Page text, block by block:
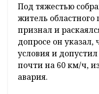
Под тяжестью
житель областного
признал и
допросе он указал,
условия и
почти на 60 км/ч,
авария.